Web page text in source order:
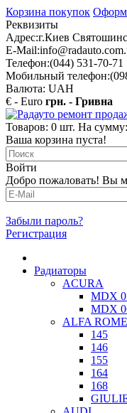
Корзина покупок
Реквизиты
Адрес:г.Киев
E-Mail:
Телефон:(044) 531-70-71
Мобильный телефон:
Валюта: UAH
€ - Euro грн. - Гривна
Товаров: 0 шт. На
Ваша корзина пуста!
Войти
Добро пожаловать! Вы
Забыли пароль?
Регистрация
Радиаторы
ACURA
MDX
MDX
ALFA
145
146
155
164
168